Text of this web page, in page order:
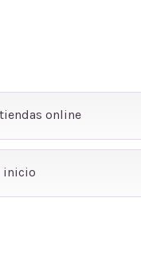
online
inicio